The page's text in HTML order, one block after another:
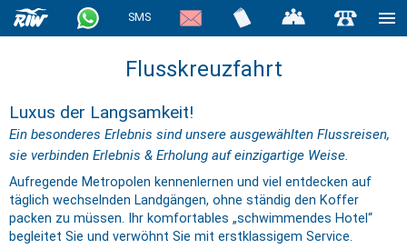
SMS
Flusskreuzfahrt
Luxus der Langsamkeit!
Ein besonderes Erlebnis sind unsere ausgewählten Flussreisen,
sie verbinden Erlebnis & Erholung auf einzigartige Weise.
Aufregende Metropolen kennenlernen und viel entdecken auf
täglich wechselnden Landgängen, ohne ständig den Koffer
packen zu müssen. Ihr komfortables „schwimmendes Hotel“
begleitet Sie und verwöhnt Sie mit erstklassigem Service.